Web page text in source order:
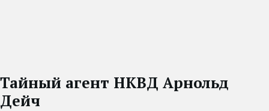
Тайный агент НКВД Арнольд
Дейч